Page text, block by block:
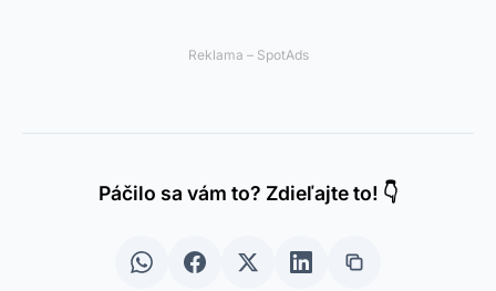
Reklama – SpotAds
Páčilo sa vám to? Zdieľajte to! 👇